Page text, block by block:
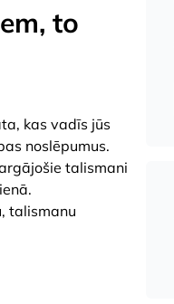
to
kas vadīs jūs
noslēpumus.
talismani
talismanu